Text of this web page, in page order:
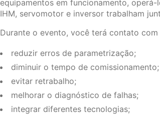
equipamentos em funcionamento,
IHM, servomotor e inversor trabalham
Durante o evento, você terá contato
reduzir erros de parametrização;
diminuir o tempo de comissionamento;
evitar retrabalho;
melhorar o diagnóstico de falhas;
integrar diferentes tecnologias;